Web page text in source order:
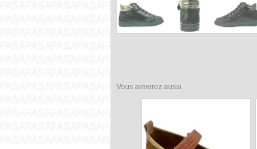
Vous aimerez aussi